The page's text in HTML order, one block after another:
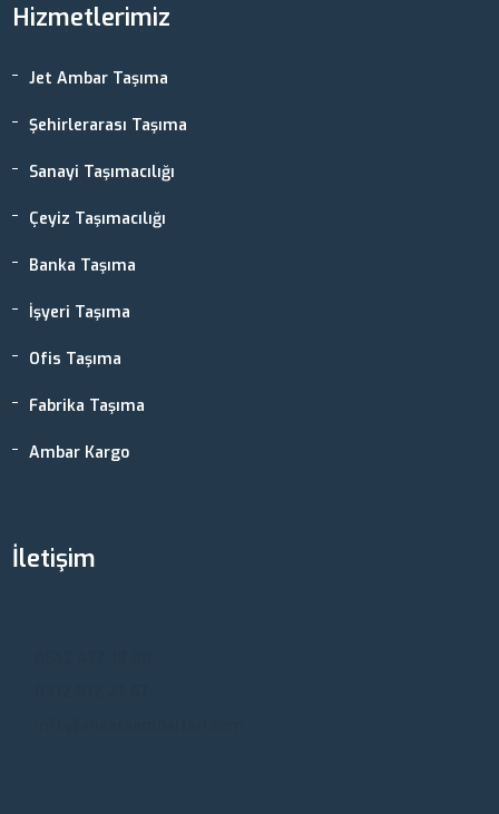
Hizmetlerimiz
Jet Ambar Taşıma
Şehirlerarası Taşıma
Sanayi Taşımacılığı
Çeyiz Taşımacılığı
Banka Taşıma
İşyeri Taşıma
Ofis Taşıma
Fabrika Taşıma
Ambar Kargo
İletişim